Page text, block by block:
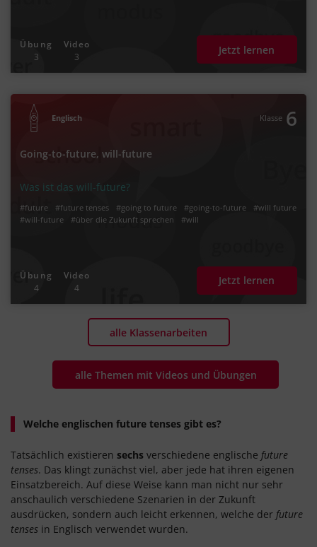
Übung
3
Video
3
Jetzt lernen
Englisch Klasse 6
Going-to-future, will-future
Was ist das will-future?
#future #future tenses #going to future #going-to-future
#will future
#will-future
#über die Zukunft sprechen #will
Übung
4
Video
4
Jetzt lernen
alle Klassenarbeiten
alle Themen mit Videos und Übungen
Welche englischen future tenses gibt es?
Tatsächlich existieren sechs verschiedene englische future
tenses. Das klingt zunächst viel, aber jede hat ihren eigenen
Einsatzbereich. Auf diese Weise kann man nicht nur sehr
anschaulich verschiedene Szenarien in der Zukunft
ausdrücken, sondern auch leicht erkennen, welche der future
tenses in Englisch verwendet wurden.